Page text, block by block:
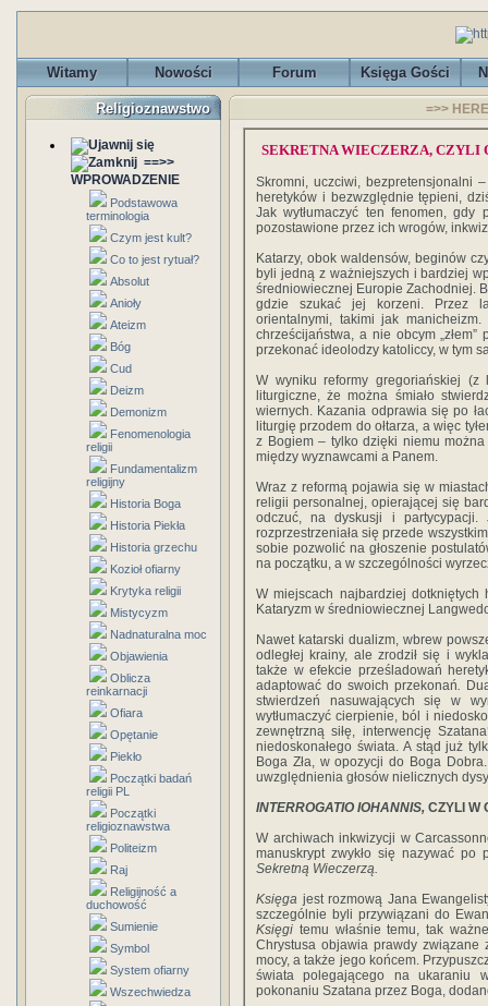
Witamy Nowości Forum Księga Gości
Religioznawstwo
==>>
WPROWADZENIE
Podstawowa
terminologia
Czym jest kult?
Co to jest rytuał?
Absolut
Anioły
Ateizm
Bóg
Cud
Deizm
Demonizm
Fenomenologia
religii
Fundamentalizm
religijny
Historia Boga
Historia Piekła
Historia grzechu
Kozioł ofiarny
Krytyka religii
Mistycyzm
Nadnaturalna moc
Objawienia
Oblicza
reinkarnacji
Ofiara
Opętanie
Piekło
Początki badań
religii PL
Początki
religioznawstwa
Politeizm
Raj
Religijność a
duchowość
Sumienie
Symbol
System ofiarny
Wszechwiedza
=>>
SEKRETNA WIECZERZA, CZYLI
Skromni, uczciwi, bezpretensjonalni
heretyków i bezwzględnie tępieni,
Jak wytłumaczyć ten fenomen, gdy
pozostawione przez ich wrogów,
Katarzy, obok waldensów, beginów
byli jedną z ważniejszych i bardziej
średniowiecznej Europie Zachodniej.
gdzie szukać jej korzeni. Przez
orientalnymi, takimi jak manicheizm.
chrześcijaństwa, a nie obcym
przekonać ideolodzy katoliccy, w tym
W wyniku reformy gregoriańskiej (z
liturgiczne, że można śmiało
wiernych. Kazania odprawia się po
liturgię przodem do ołtarza, a więc
z Bogiem – tylko dzięki niemu
między wyznawcami a Panem.
Wraz z reformą pojawia się w
religii personalnej, opierającej się
odczuć, na dyskusji i
rozprzestrzeniała się przede
sobie pozwolić na głoszenie
na początku, a w szczególności
W miejscach najbardziej
Kataryzm w średniowiecznej
Nawet katarski dualizm, wbrew
odległej krainy, ale zrodził się i
także w efekcie prześladowań
adaptować do swoich przekonań.
stwierdzeń nasuwających się w
wytłumaczyć cierpienie, ból i
zewnętrzną siłę, interwencję
niedoskonałego świata. A stąd już
Boga Zła, w opozycji do Boga
uwzględnienia głosów nielicznych
INTERROGATIO IOHANNIS, CZYLI W
W archiwach inkwizycji w
manuskrypt zwykło się nazywać po
Sekretną Wieczerzą.
Księga jest rozmową Jana
szczególnie byli przywiązani do
Księgi temu właśnie temu, tak
Chrystusa objawia prawdy związane
mocy, a także jego końcem.
świata polegającego na ukaraniu
pokonaniu Szatana przez Boga,